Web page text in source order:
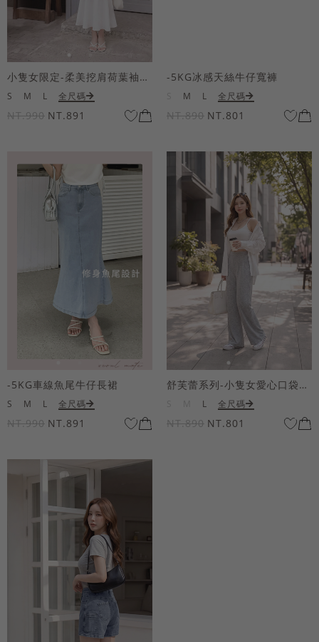
小隻女限定-柔美挖肩荷葉袖魚尾長洋裝
S M L 全尺碼
NT.990 NT.891
-5KG冰感天絲牛仔寬褲
M L 全尺碼
NT.890 NT.801
-5KG車線魚尾牛仔長裙
S M L 全尺碼
NT.990 NT.891
舒芙蕾系列-小隻女愛心口袋寬褲
L 全尺碼
NT.890 NT.801